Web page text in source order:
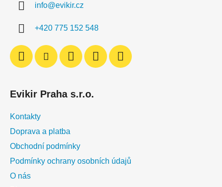
info@evikir.cz
+420 775 152 548
Evikir Praha s.r.o.
Kontakty
Doprava a platba
Obchodní podmínky
Podmínky ochrany osobních údajů
O nás